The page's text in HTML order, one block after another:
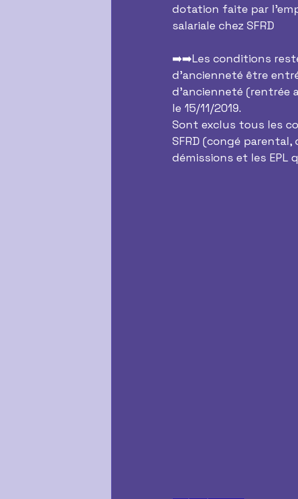
dotation faite par
salariale chez SFRD
➡️➡️Les conditions
d'ancienneté être entré
d'ancienneté (rentrée
le 15/11/2019.
Sont exclus tous les
SFRD (congé
démissions et les